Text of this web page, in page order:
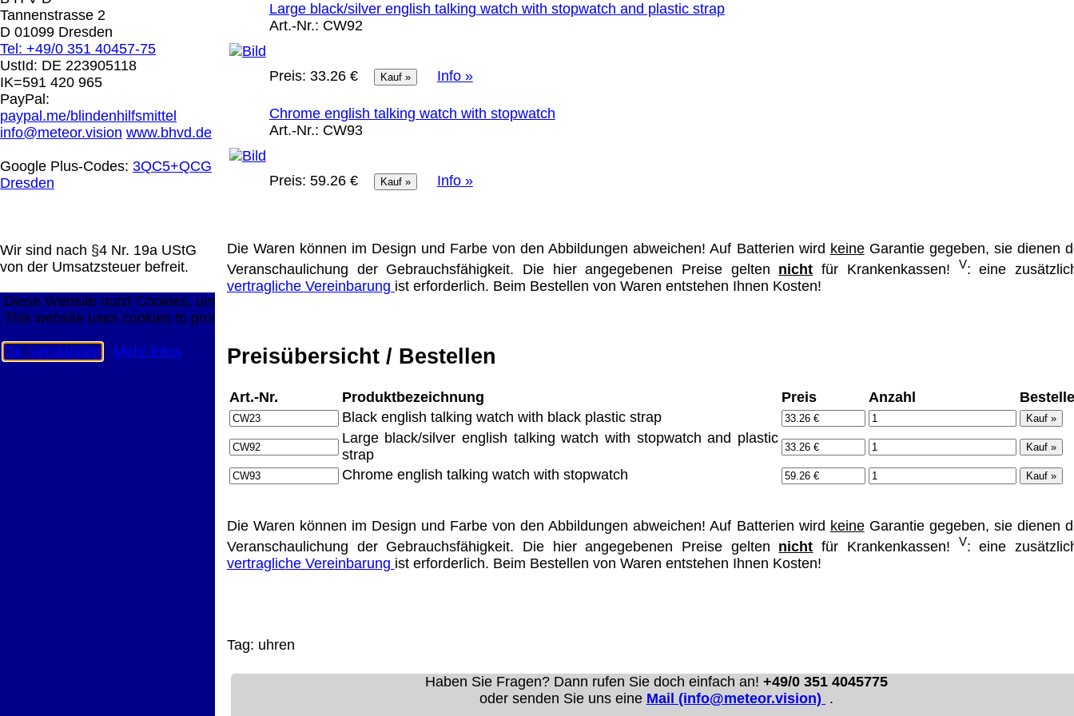
Tannenstrasse 2
D 01099 Dresden
Tel: +49/0 351 40457-75
UstId: DE 223905118
IK=591 420 965
PayPal:
paypal.me/blindenhilfsmittel
info@meteor.vision www.bhvd.de
Google Plus-Codes: 3QC5+QCG
Dresden
Wir sind nach §4 Nr. 19a UStG
von der Umsatzsteuer befreit.
Large black/silver english talking watch with stopwatch and plastic strap
Art.-Nr.: CW92
Preis: 33.26 € Info »
Chrome english talking watch with stopwatch
Art.-Nr.: CW93
Preis: 59.26 € Info »
Die Waren können im Design und Farbe von den Abbildungen abweichen! Auf Batterien wird keineGarantie gegeben, sie dienen
Veranschaulichung der Gebrauchsfähigkeit. Die hier angegebenen Preise gelten nicht für Krankenkassen! V: eine
vertragliche Vereinbarung ist erforderlich. Beim Bestellen von Waren entstehen Ihnen Kosten!
Preisübersicht / Bestellen
Art.-Nr. Produktbezeichnung Preis Anzahl
Black english talking watch with black plastic strap
Large black/silver english talking watch with stopwatch and plastic
strap
Chrome english talking watch with stopwatch
Die Waren können im Design und Farbe von den Abbildungen abweichen! Auf Batterien wird keineGarantie gegeben, sie dienen
Veranschaulichung der Gebrauchsfähigkeit. Die hier angegebenen Preise gelten nicht für Krankenkassen! V: eine
vertragliche Vereinbarung ist erforderlich. Beim Bestellen von Waren entstehen Ihnen Kosten!
Tag: uhren
Haben Sie Fragen? Dann rufen Sie doch einfach an! +49/0 351 4045775
oder senden Sie uns eine Mail (info@meteor.vision) .
Die in diesem Dokument genannten Warenzeichen sind Eigentum der jeweiligen Firmen. Preisänderungen, Irrtümer und
technische Änderungen vorbehalten.
letzte Änderung: 26. Januar 2026 Blinden Hilfsmittel Vertrieb Dresden,
Mit einem Urteil vom 12.05.1998 - 312 O 85/98 - Haftung für Links hat das Landgericht Hamburg entschieden, dass man durch
die Anbringung eines Links, die Inhalte der gelinkten Seite ggf. mit zu verantworten hat. Dieses kann nur dadurch verhindert
werden, dass man sich ausdrücklich von diesen Inhalten distanziert. Hiermit distanzieren wir uns ausdrücklich von allen Inhalten,
aller gelinkten Seiten auf unserer Homepage und machen uns diese Inhalte nicht zu eigen. Diese Erklärung gilt für alle auf
unserer Homepage angebrachten Links.
Seitenanfang
Impressum AGB Widerruf Datenschutz Urheberrechte Kontakt Links Katalog (PDF) Sitemap
große Anzeige Schließen X
Diese Website nutzt Cookies, um bestmögliche Funktionalität bieten zu können.
This website uses cookies to provide the best possible functionality.
Ok, verstanden Mehr Infos